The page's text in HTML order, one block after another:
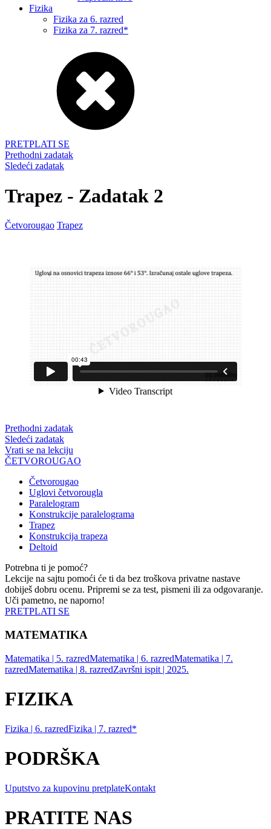
Fizika
Fizika za 6. razred
Fizika za 7. razred*
PRETPLATI SE
Prethodni zadatak
Sledeći zadatak
Trapez - Zadatak 2
Četvorougao Trapez
Prethodni zadatak
Sledeći zadatak
Vrati se na lekciju
ČETVOROUGAO
Četvorougao
Uglovi četvorougla
Paralelogram
Konstrukcije paralelograma
Trapez
Konstrukcija trapeza
Deltoid
Potrebna ti je pomoć?
Lekcije na sajtu pomoći će ti da bez troškova privatne nastave
dobiješ dobru ocenu. Pripremi se za test, pismeni ili za odgovaranje.
Uči pametno, ne naporno!
PRETPLATI SE
MATEMATIKA
Matematika | 5. razredMatematika | 6. razredMatematika | 7.
razredMatematika | 8. razredZavršni ispit | 2025.
FIZIKA
Fizika | 6. razredFizika | 7. razred*
PODRŠKA
Uputstvo za kupovinu pretplateKontakt
PRATITE NAS